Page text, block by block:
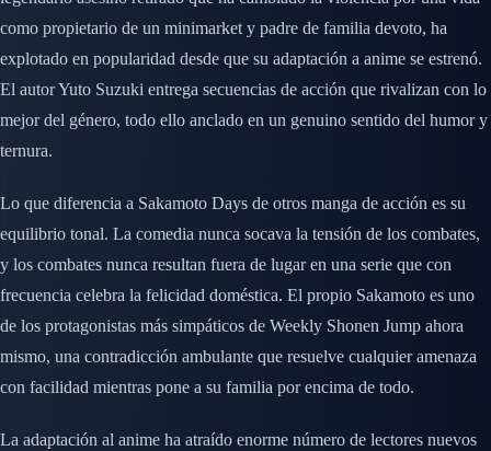
como propietario de un minimarket y padre de familia devoto, ha
explotado en popularidad desde que su adaptación a anime se estrenó.
El autor Yuto Suzuki entrega secuencias de acción que rivalizan con lo
mejor del género, todo ello anclado en un genuino sentido del humor y
ternura.
Lo que diferencia a Sakamoto Days de otros manga de acción es su
equilibrio tonal. La comedia nunca socava la tensión de los combates,
y los combates nunca resultan fuera de lugar en una serie que con
frecuencia celebra la felicidad doméstica. El propio Sakamoto es uno
de los protagonistas más simpáticos de Weekly Shonen Jump ahora
mismo, una contradicción ambulante que resuelve cualquier amenaza
con facilidad mientras pone a su familia por encima de todo.
La adaptación al anime ha atraído enorme número de lectores nuevos